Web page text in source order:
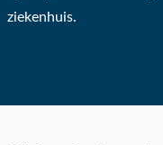
ziekenhuis.